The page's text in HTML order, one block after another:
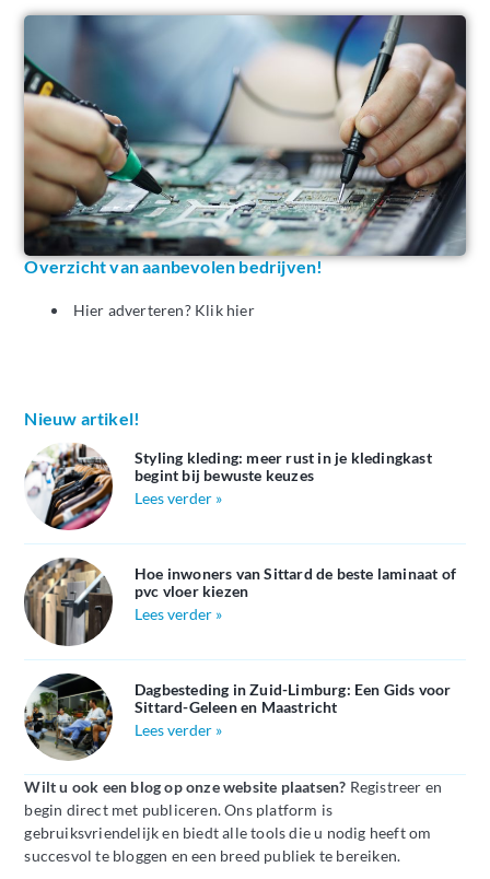
Overzicht van aanbevolen bedrijven!
Hier adverteren? Klik hier
Nieuw artikel!
Styling kleding: meer rust in je kledingkast
begint bij bewuste keuzes
Lees verder »
Hoe inwoners van Sittard de beste laminaat of
pvc vloer kiezen
Lees verder »
Dagbesteding in Zuid-Limburg: Een Gids voor
Sittard-Geleen en Maastricht
Lees verder »
Wilt u ook een blog op onze website plaatsen? Registreer en
begin direct met publiceren. Ons platform is
gebruiksvriendelijk en biedt alle tools die u nodig heeft om
succesvol te bloggen en een breed publiek te bereiken.